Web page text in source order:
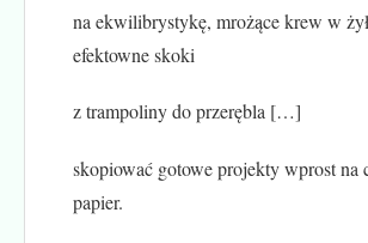
na ekwilibrystykę, mrożące krew w
efektowne skoki
z trampoliny do przerębla […]
skopiować gotowe projekty wprost na
papier.